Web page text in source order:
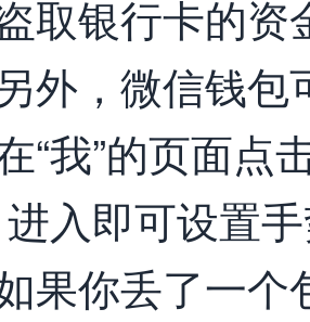
取银行卡的资
，微信钱包
“我”的页面点
入即可设置
你丢了一个